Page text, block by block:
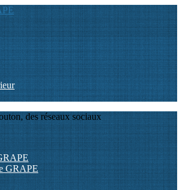
des réseaux sociaux